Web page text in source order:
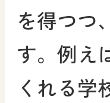
を得つつ
す。例え
くれる学